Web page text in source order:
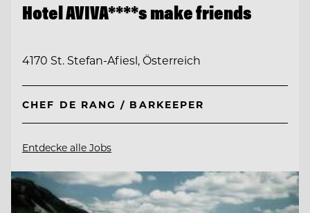
Hotel AVIVA****s make friends
4170 St. Stefan-Afiesl, Österreich
CHEF DE RANG / BARKEEPER
Entdecke alle Jobs